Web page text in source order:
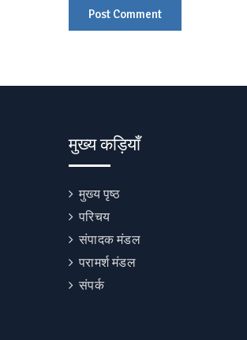
मुख्य कड़ियाँ
मुख्य पृष्ठ
परिचय
संपादक मंडल
परामर्श मंडल
संपर्क